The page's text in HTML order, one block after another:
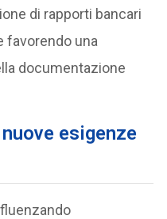
di rapporti bancari
favorendo una
documentazione
esigenze